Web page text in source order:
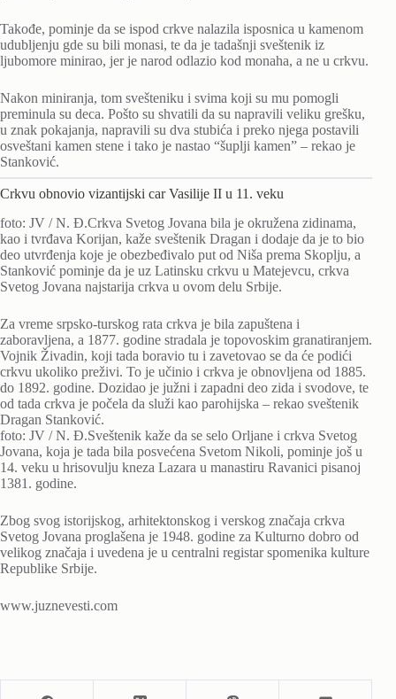
Takođe, pominje da se ispod crkve nalazila isposnica u kamenom
udubljenju gde su bili monasi, te da je tadašnji sveštenik iz
ljubomore minirao, jer je narod odlazio kod monaha, a ne u crkvu.
Nakon miniranja, tom svešteniku i svima koji su mu pomogli
preminula su deca. Pošto su shvatili da su napravili veliku grešku,
u znak pokajanja, napravili su dva stubića i preko njega postavili
osveštani kamen stene i tako je nastao “šuplji kamen” – rekao je
Stanković.
Crkvu obnovio vizantijski car Vasilije II u 11. veku
foto: JV / N. Đ.Crkva Svetog Jovana bila je okružena zidinama,
kao i tvrđava Korijan, kaže sveštenik Dragan i dodaje da je to bio
deo utvrđenja koje je obezbeđivalo put od Niša prema Skoplju, a
Stanković pominje da je uz Latinsku crkvu u Matejevcu, crkva
Svetog Jovana najstarija crkva u ovom delu Srbije.
Za vreme srpsko-turskog rata crkva je bila zapuštena i
zaboravljena, a 1877. godine stradala je topovoskim granatiranjem.
Vojnik Živadin, koji tada boravio tu i zavetovao se da će podići
crkvu ukoliko preživi. To je učinio i crkva je obnovljena od 1885.
do 1892. godine. Dozidao je južni i zapadni deo zida i svodove, te
od tada crkva je počela da služi kao parohijska – rekao sveštenik
Dragan Stanković.
foto: JV / N. Đ.Sveštenik kaže da se selo Orljane i crkva Svetog
Jovana, koja je tada bila posvećena Svetom Nikoli, pominje još u
14. veku u hrisovulju kneza Lazara u manastiru Ravanici pisanoj
1381. godine.
Zbog svog istorijskog, arhitektonskog i verskog značaja crkva
Svetog Jovana proglašena je 1948. godine za Kulturno dobro od
velikog značaja i uvedena je u centralni registar spomenika kulture
Republike Srbije.
www.juznevesti.com